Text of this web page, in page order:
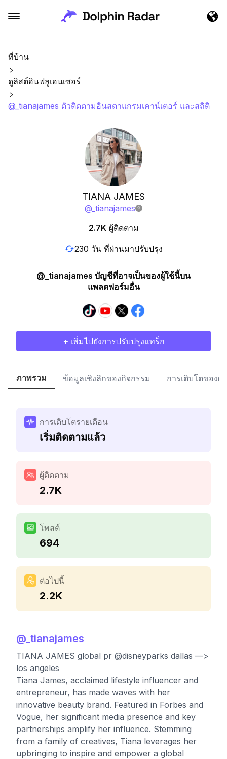
ที่บ้าน
ดูลิสต์อินฟลูเอนเซอร์
@_tianajames ตัวติดตามอินสตาแกรมเคาน์เตอร์ และสถิติ
TIANA JAMES
@ _tianajames
2.7K ผู้ติดตาม
230 วัน ที่ผ่านมาปรับปรุง
@_tianajames บัญชีที่อาจเป็นของผู้ใช้นี้บน
แพลตฟอร์มอื่น
+ เพิ่มไปยังการปรับปรุงแทร็ก
ภาพรวม ข้อมูลเชิงลึกของกิจกรรม การเติบโตของผู้
การเติบโตรายเดือน
เริ่มติดตามแล้ว
ผู้ติดตาม
2.7K
โพสต์
694
ต่อไปนี้
2.2K
@ _tianajames
TIANA JAMES global pr @disneyparks dallas —>
los angeles
Tiana James, acclaimed lifestyle influencer and
entrepreneur, has made waves with her
innovative beauty brand. Featured in Forbes and
Vogue, her significant media presence and key
partnerships amplify her influence. Stemming
from a family of creatives, Tiana leverages her
upbringing to inspire and empower a global